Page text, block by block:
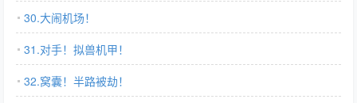
30.大闹机场！
31.对手！拟兽机甲！
32.窝囊！半路被劫！